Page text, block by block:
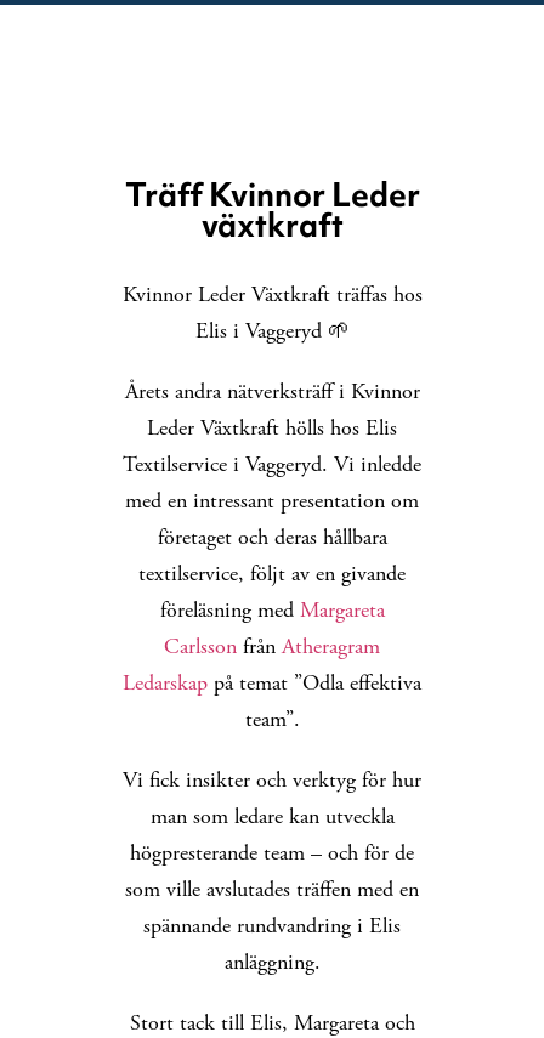
Träff Kvinnor Leder
växtkraft
Kvinnor Leder Växtkraft träffas hos
Elis i Vaggeryd 🌱
Årets andra nätverksträff i Kvinnor
Leder Växtkraft hölls hos Elis
Textilservice i Vaggeryd. Vi inledde
med en intressant presentation om
företaget och deras hållbara
textilservice, följt av en givande
föreläsning med Margareta
Carlsson frånAtheragram
Ledarskap på temat ”Odla effektiva
team”.
Vi fick insikter och verktyg för hur
man som ledare kan utveckla
högpresterande team – och för de
som ville avslutades träffen med en
spännande rundvandring i Elis
anläggning.
Stort tack till Elis, Margareta och